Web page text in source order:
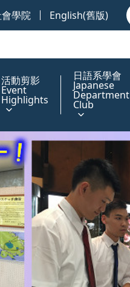
學院 English(舊版)
活動剪影
Event
Highlights
日語系學會
Japanese
Department
Club